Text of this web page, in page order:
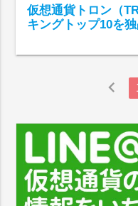
仮想通貨トロン（
キングトップ10を
chevron_left